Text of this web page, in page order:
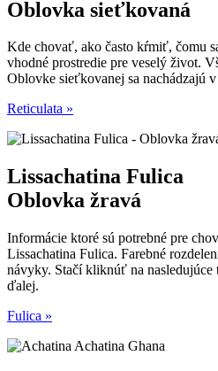
Oblovka sieťkovaná
Kde chovať, ako často kŕmiť, čomu
vhodné prostredie pre veselý život.
Oblovke sieťkovanej sa nachádzajú
Reticulata »
Lissachatina Fulica
Oblovka žravá
Informácie ktoré sú potrebné pre
Lissachatina Fulica. Farebné
návyky. Stačí kliknúť na nasledujúce
ďalej.
Fulica »